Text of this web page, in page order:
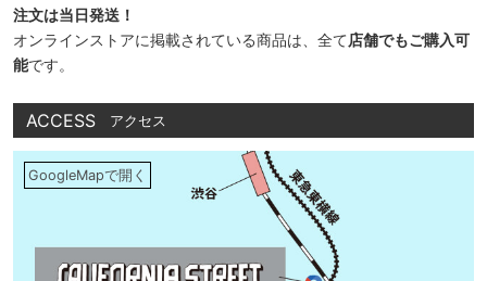
注文は当日発送！
オンラインストアに掲載されている商品は、全て店舗でもご購入可
能です。
ACCESS アクセス
GoogleMapで開く